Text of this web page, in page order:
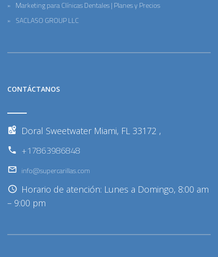
Marketing para Clínicas Dentales | Planes y Precios
SACLASO GROUP LLC
CONTÁCTANOS
Doral Sweetwater Miami, FL 33172 ,
+17863986848
info@supercarillas.com
Horario de atención: Lunes a Domingo, 8:00 am
– 9:00 pm